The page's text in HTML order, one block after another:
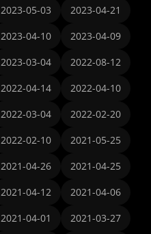
2023-05-03
2023-04-21
2023-04-10
2023-04-09
2023-03-04
2022-08-12
2022-04-14
2022-04-10
2022-03-04
2022-02-20
2022-02-10
2021-05-25
2021-04-26
2021-04-25
2021-04-12
2021-04-06
2021-04-01 2021-03-27